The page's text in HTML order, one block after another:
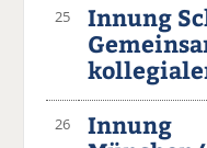
25
Innung
26
Innung